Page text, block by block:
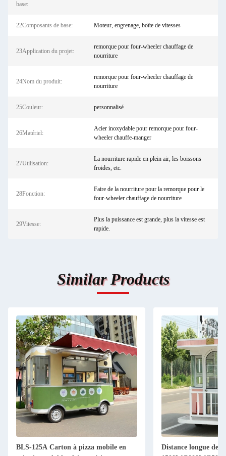
base:
22Composants de base: Moteur, engrenage, boîte de vitesses
23Application du projet:
remorque pour four-wheeler chauffage de
nourriture
24Nom du produit:
remorque pour four-wheeler chauffage de
nourriture
25Couleur: personnalisé
26Matériel:
Acier inoxydable pour remorque pour four-
wheeler chauffe-manger
27Utilisation:
La nourriture rapide en plein air, les boissons
froides, etc.
28Fonction:
Faire de la nourriture pour la remorque pour le
four-wheeler chauffage de nourriture
29Vitesse:
Plus la puissance est grande, plus la vitesse est
rapide.
Similar Products
Distance longue de 85 km